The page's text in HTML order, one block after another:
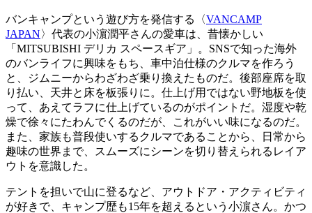
バンキャンプという遊び方を発信する〈VANCAMP
JAPAN〉代表の小濵潤平さんの愛車は、昔懐かしい
「MITSUBISHI デリカ スペースギア」。SNSで知った海外
のバンライフに興味をもち、車中泊仕様のクルマを作ろう
と、ジムニーからわざわざ乗り換えたものだ。後部座席を取
り払い、天井と床を板張りに。仕上げ用ではない野地板を使
って、あえてラフに仕上げているのがポイントだ。湿度や乾
燥で徐々にたわんでくるのだが、これがいい味になるのだ。
また、家族も普段使いするクルマであることから、日常から
趣味の世界まで、スムーズにシーンを切り替えられるレイア
ウトを意識した。
テントを担いで山に登るなど、アウトドア・アクティビティ
が好きで、キャンプ歴も15年を超えるという小濵さん。かつ